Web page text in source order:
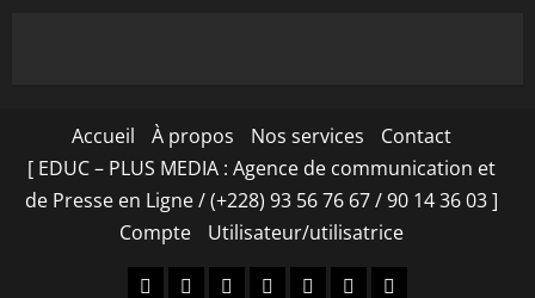
Accueil À propos Nos services
Contact
[ EDUC – PLUS MEDIA : Agence de communication et
de Presse en Ligne / (+228) 93 56 76 67 / 90 14 36 03 ]
Compte
Utilisateur/utilisatrice
Accueil
À
Nos
Contact
[
CompteUtilisateur/